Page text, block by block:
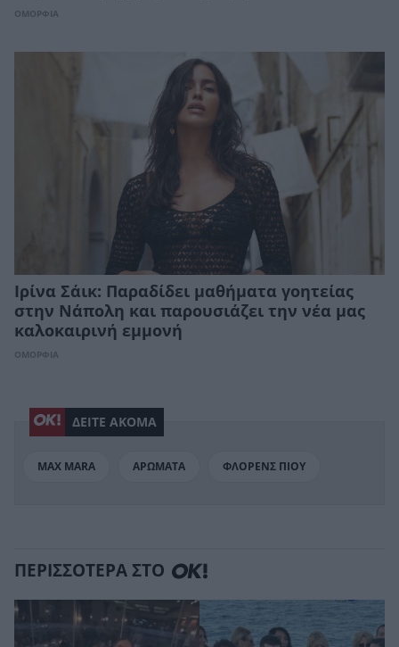
ΟΜΟΡΦΙΑ
Ιρίνα Σάικ: Παραδίδει μαθήματα γοητείας
στην Νάπολη και παρουσιάζει την νέα μας
καλοκαιρινή εμμονή
ΟΜΟΡΦΙΑ
ΔΕΙΤΕ ΑΚΟΜΑ
MAX MARA ΑΡΩΜΑΤΑ ΦΛΟΡΕΝΣ ΠΙΟΥ
ΠΕΡΙΣΣΟΤΕΡΑ ΣΤΟ